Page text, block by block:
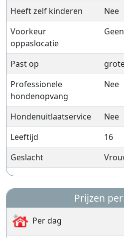
Heeft zelf kinderen
Nee
Voorkeur
oppaslocatie
Past op
Professionele
hondenopvang
Nee
Hondenuitlaatservice
Nee
Leeftijd
16
Geslacht
Prijzen
Per dag